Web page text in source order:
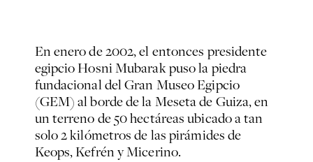
En enero de 2002, el entonces presidente
egipcio Hosni Mubarak puso la piedra
fundacional del Gran Museo Egipcio
(GEM) al borde de la Meseta de Guiza, en
un terreno de 50 hectáreas ubicado a tan
solo 2 kilómetros de las pirámides de
Keops, Kefrén y Micerino.